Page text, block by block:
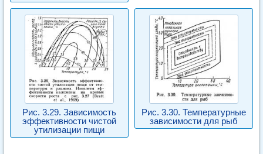
Рис. 3.29. Зависимость
эффективности чистой
утилизации пищи
Рис. 3.30. Температурные
зависимости для рыб